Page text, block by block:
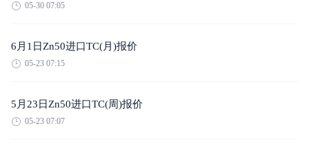
05-30 07:05
6月1日Zn50进口TC(月)报价
05-23 07:15
5月23日Zn50进口TC(周)报价
05-23 07:07